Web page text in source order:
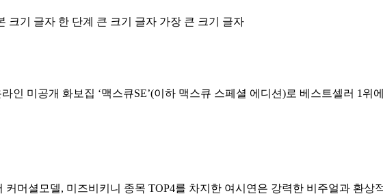
크기 글자 한 단계 큰 크기 글자 가장 큰 크기 글자
인 미공개 화보집 ‘맥스큐SE’(이하 맥스큐 스페셜 에디션)로 베스트셀러 1위
머셜모델, 미즈비키니 종목 TOP4를 차지한 여시연은 강력한 비주얼과 환상